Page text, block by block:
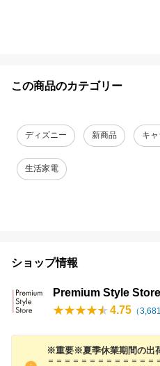
この商品のカテゴリー
ディズニー 新商品 キ
生活家電
ショップ情報
Premium Style Store
4.75 （3,681
※重要※夏季休業期間の出
＝＝＝＝＝＝＝＝＝＝＝＝＝